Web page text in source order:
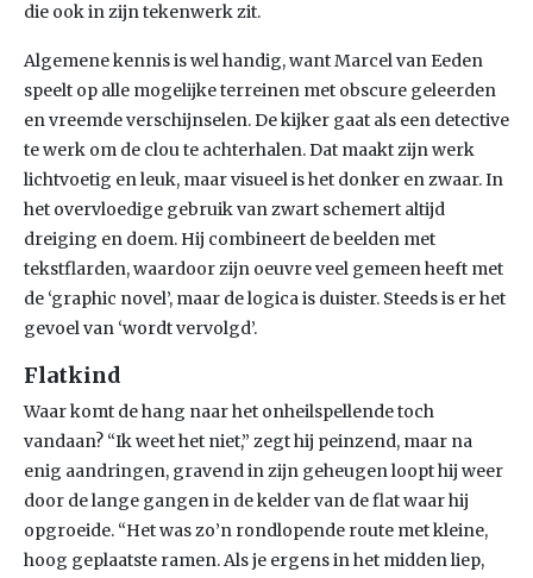
die ook in zijn tekenwerk zit.
Algemene kennis is wel handig, want Marcel van Eeden
speelt op alle mogelijke terreinen met obscure geleerden
en vreemde verschijnselen. De kijker gaat als een detective
te werk om de clou te achterhalen. Dat maakt zijn werk
lichtvoetig en leuk, maar visueel is het donker en zwaar. In
het overvloedige gebruik van zwart schemert altijd
dreiging en doem. Hij combineert de beelden met
tekstflarden, waardoor zijn oeuvre veel gemeen heeft met
de ‘graphic novel’, maar de logica is duister. Steeds is er het
gevoel van ‘wordt vervolgd’.
Flatkind
Waar komt de hang naar het onheilspellende toch
vandaan? “Ik weet het niet,” zegt hij peinzend, maar na
enig aandringen, gravend in zijn geheugen loopt hij weer
door de lange gangen in de kelder van de flat waar hij
opgroeide. “Het was zo’n rondlopende route met kleine,
hoog geplaatste ramen. Als je ergens in het midden liep,